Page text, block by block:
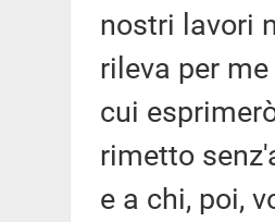
nostri lavori
rileva per
cui
rimetto
e a chi, poi,